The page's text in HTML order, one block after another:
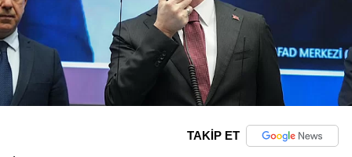
TAKİP ET